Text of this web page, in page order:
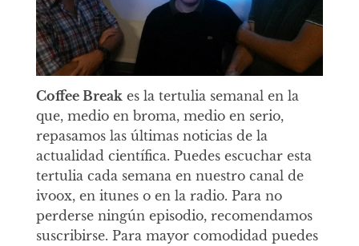
Coffee Break es la tertulia semanal en la
que, medio en broma, medio en serio,
repasamos las últimas noticias de la
actualidad científica. Puedes escuchar esta
tertulia cada semana en nuestro canal de
ivoox, en itunes o en la radio. Para no
perderse ningún episodio, recomendamos
suscribirse. Para mayor comodidad puedes